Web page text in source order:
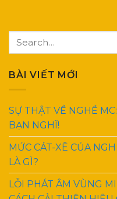
BÀI VIẾT MỚI
SỰ THẬT VỀ NGHỀ
BẠN NGHĨ!
MỨC CÁT-XÊ CỦA
LÀ GÌ?
LỖI PHÁT ÂM VÙNG